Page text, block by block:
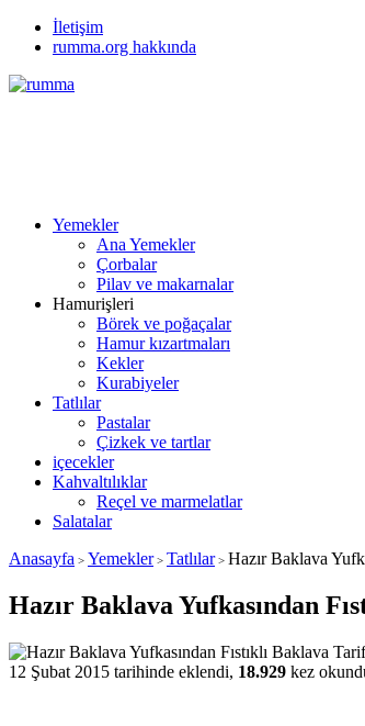
İletişim
rumma.org hakkında
Yemekler
Ana Yemekler
Çorbalar
Pilav ve makarnalar
Hamurişleri
Börek ve poğaçalar
Hamur kızartmaları
Kekler
Kurabiyeler
Tatlılar
Pastalar
Çizkek ve tartlar
içecekler
Kahvaltılıklar
Reçel ve marmelatlar
Salatalar
Anasayfa > Yemekler> Tatlılar> Hazır Baklava
Hazır Baklava Yufkasından
12 Şubat 2015 tarihinde eklendi, 18.929 kez